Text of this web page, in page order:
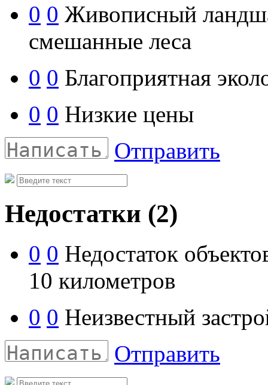
0 0 Живописный
смешанные леса
0 0 Благоприятная
0 0 Низкие цены
Отправить
Недостатки (2)
0 0 Недостаток
10 километров
0 0 Неизвестный
Отправить